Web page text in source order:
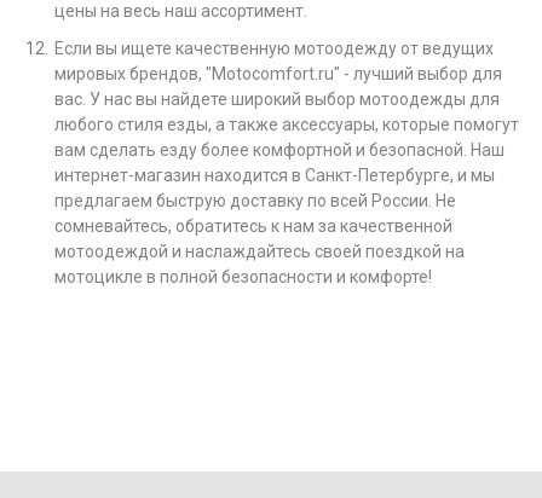
цены на весь наш ассортимент.
Если вы ищете качественную мотоодежду от ведущих
мировых брендов, "Motocomfort.ru" - лучший выбор для
вас. У нас вы найдете широкий выбор мотоодежды для
любого стиля езды, а также аксессуары, которые помогут
вам сделать езду более комфортной и безопасной. Наш
интернет-магазин находится в Санкт-Петербурге, и мы
предлагаем быструю доставку по всей России. Не
сомневайтесь, обратитесь к нам за качественной
мотоодеждой и наслаждайтесь своей поездкой на
мотоцикле в полной безопасности и комфорте!